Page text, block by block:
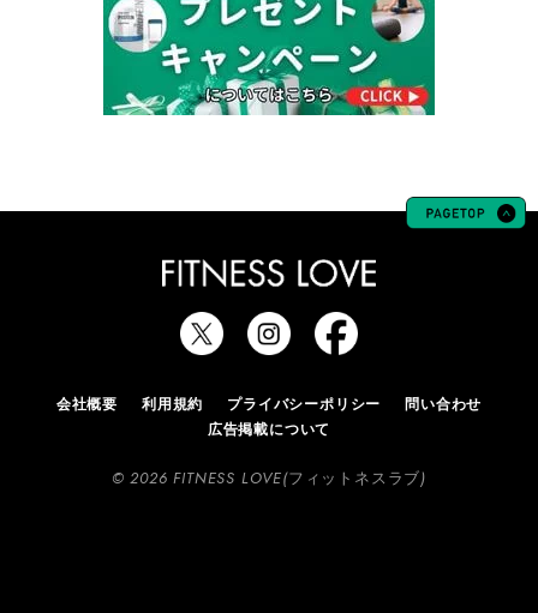
会社概要 利用規約 プライバシーポリシー
問い合わせ
広告掲載について
© 2026 FITNESS LOVE(フィットネスラブ)